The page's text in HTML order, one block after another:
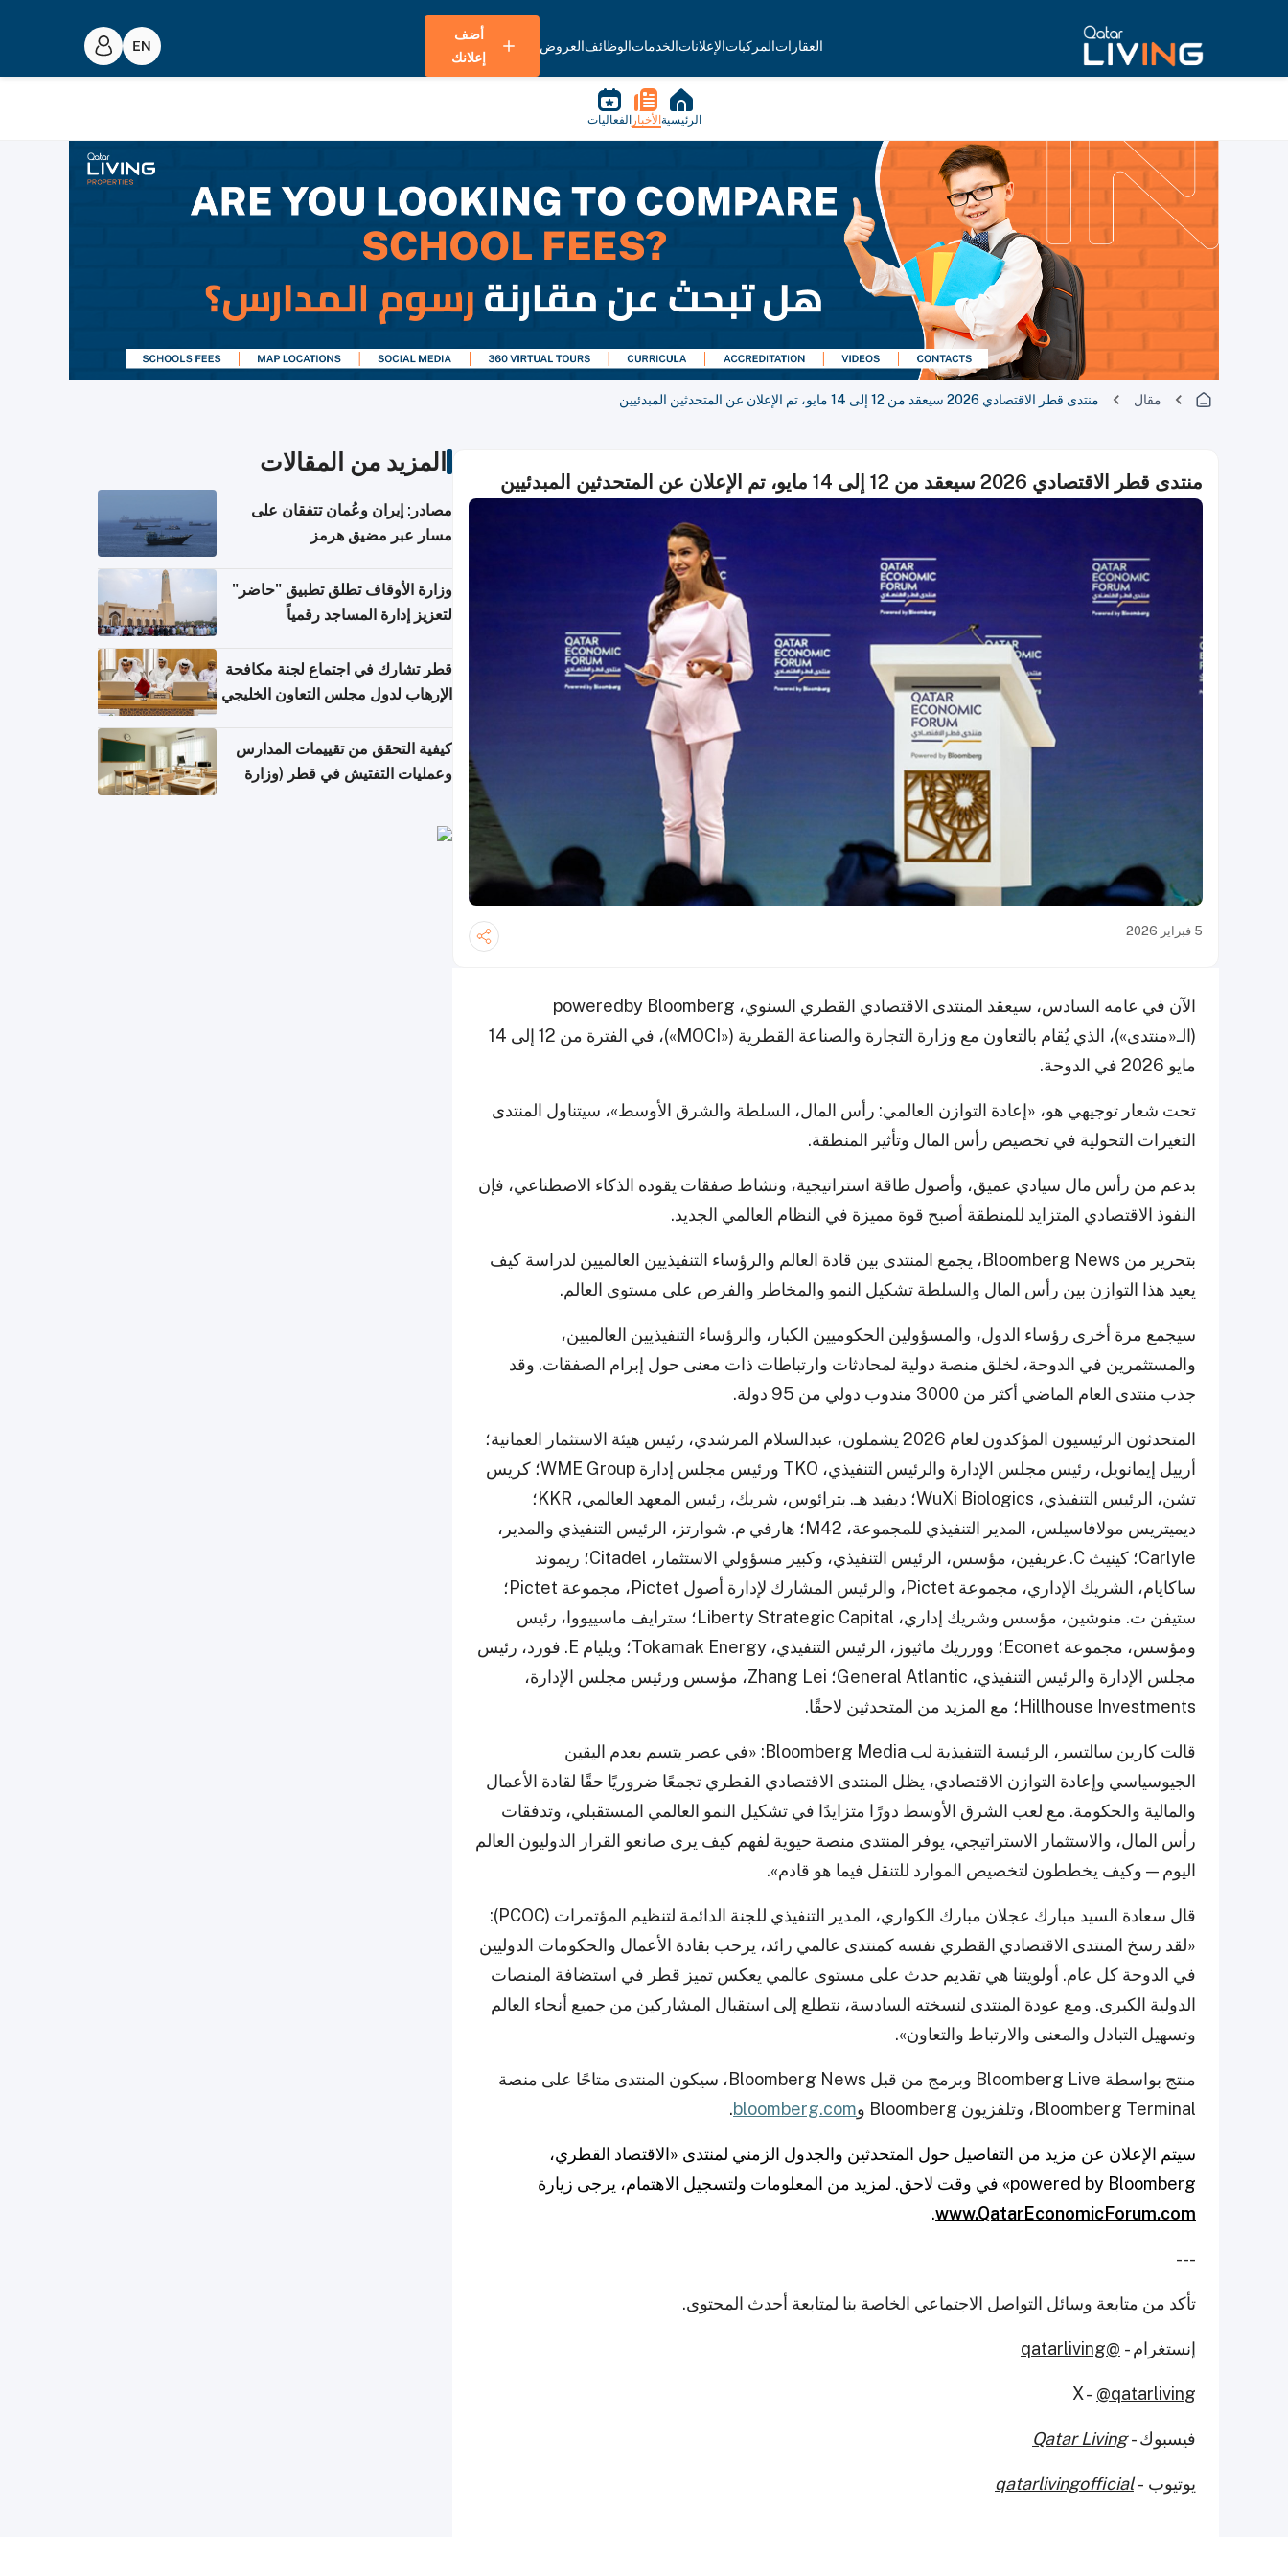
العقاراتالمركباتالإعلاناتالخدماتالوظائفالعروض
أضف
إعلانك
الرئيسية الأخبار الفعاليات
مقال منتدى قطر الاقتصادي 2026 سيعقد من 12 إلى 14 مايو، تم الإعلان عن المتحدثين المبدئيين
منتدى قطر الاقتصادي 2026 سيعقد من 12 إلى 14 مايو، تم الإعلان عن المتحدثين المبدئيين
5 فبراير 2026
الآن في عامه السادس، سيعقد المنتدى الاقتصادي القطري السنوي، poweredby Bloomberg
(الـ«منتدى»)، الذي يُقام بالتعاون مع وزارة التجارة والصناعة القطرية («MOCI»)، في الفترة من 12 إلى 14
مايو 2026 في الدوحة.
تحت شعار توجيهي هو، «إعادة التوازن العالمي: رأس المال، السلطة والشرق الأوسط»، سيتناول المنتدى
التغيرات التحولية في تخصيص رأس المال وتأثير المنطقة.
بدعم من رأس مال سيادي عميق، وأصول طاقة استراتيجية، ونشاط صفقات يقوده الذكاء الاصطناعي، فإن
النفوذ الاقتصادي المتزايد للمنطقة أصبح قوة مميزة في النظام العالمي الجديد.
بتحرير من Bloomberg News، يجمع المنتدى بين قادة العالم والرؤساء التنفيذيين العالميين لدراسة كيف
يعيد هذا التوازن بين رأس المال والسلطة تشكيل النمو والمخاطر والفرص على مستوى العالم.
سيجمع مرة أخرى رؤساء الدول، والمسؤولين الحكوميين الكبار، والرؤساء التنفيذيين العالميين،
والمستثمرين في الدوحة، لخلق منصة دولية لمحادثات وارتباطات ذات معنى حول إبرام الصفقات. وقد
جذب منتدى العام الماضي أكثر من 3000 مندوب دولي من 95 دولة.
المتحدثون الرئيسيون المؤكدون لعام 2026 يشملون، عبدالسلام المرشدي، رئيس هيئة الاستثمار العمانية؛
أرييل إيمانويل، رئيس مجلس الإدارة والرئيس التنفيذي، TKO ورئيس مجلس إدارة WME Group؛ كريس
تشن، الرئيس التنفيذي، WuXi Biologics؛ ديفيد هـ. بترائوس، شريك، رئيس المعهد العالمي، KKR؛
ديميتريس مولافاسيلس، المدير التنفيذي للمجموعة، M42؛ هارفي م. شوارتز، الرئيس التنفيذي والمدير،
Carlyle؛ كينيث C. غريفين، مؤسس، الرئيس التنفيذي، وكبير مسؤولي الاستثمار، Citadel؛ ريموند
ساكايام، الشريك الإداري، مجموعة Pictet، والرئيس المشارك لإدارة أصول Pictet، مجموعة Pictet؛
ستيفن ت. منوشين، مؤسس وشريك إداري، Liberty Strategic Capital؛ سترايف ماسييووا، رئيس
ومؤسس، مجموعة Econet؛ وورريك ماثيوز، الرئيس التنفيذي، Tokamak Energy؛ ويليام E. فورد، رئيس
مجلس الإدارة والرئيس التنفيذي، General Atlantic؛ Zhang Lei، مؤسس ورئيس مجلس الإدارة،
Hillhouse Investments؛ مع المزيد من المتحدثين لاحقًا.
قالت كارين سالتسر، الرئيسة التنفيذية لب Bloomberg Media: «في عصر يتسم بعدم اليقين
الجيوسياسي وإعادة التوازن الاقتصادي، يظل المنتدى الاقتصادي القطري تجمعًا ضروريًا حقًا لقادة الأعمال
والمالية والحكومة. مع لعب الشرق الأوسط دورًا متزايدًا في تشكيل النمو العالمي المستقبلي، وتدفقات
رأس المال، والاستثمار الاستراتيجي، يوفر المنتدى منصة حيوية لفهم كيف يرى صانعو القرار الدوليون العالم
اليوم — وكيف يخططون لتخصيص الموارد للتنقل فيما هو قادم».
قال سعادة السيد مبارك عجلان مبارك الكواري، المدير التنفيذي للجنة الدائمة لتنظيم المؤتمرات (PCOC):
«لقد رسخ المنتدى الاقتصادي القطري نفسه كمنتدى عالمي رائد، يرحب بقادة الأعمال والحكومات الدوليين
في الدوحة كل عام. أولويتنا هي تقديم حدث على مستوى عالمي يعكس تميز قطر في استضافة المنصات
الدولية الكبرى. ومع عودة المنتدى لنسخته السادسة، نتطلع إلى استقبال المشاركين من جميع أنحاء العالم
وتسهيل التبادل والمعنى والارتباط والتعاون».
منتج بواسطة Bloomberg Live وبرمج من قبل Bloomberg News، سيكون المنتدى متاحًا على منصة
Bloomberg Terminal، وتلفزيون Bloomberg و
bloomberg.com
.
سيتم الإعلان عن مزيد من التفاصيل حول المتحدثين والجدول الزمني لمنتدى «الاقتصاد القطري،
powered by Bloomberg» في وقت لاحق. لمزيد من المعلومات ولتسجيل الاهتمام، يرجى زيارة
www.QatarEconomicForum.com
.
---
تأكد من متابعة وسائل التواصل الاجتماعي الخاصة بنا لمتابعة أحدث المحتوى.
إنستغرام - @qatarliving
X - @qatarliving
فيسبوك -Qatar Living
يوتيوب -qatarlivingofficial
المزيد من المقالات
مصادر: إيران وعُمان تتفقان على
مسار عبر مضيق هرمز
وزارة الأوقاف تطلق تطبيق "حاضر"
لتعزيز إدارة المساجد رقمياً
قطر تشارك في اجتماع لجنة مكافحة
الإرهاب لدول مجلس التعاون الخليجي
كيفية التحقق من تقييمات المدارس
وعمليات التفتيش في قطر (وزارة